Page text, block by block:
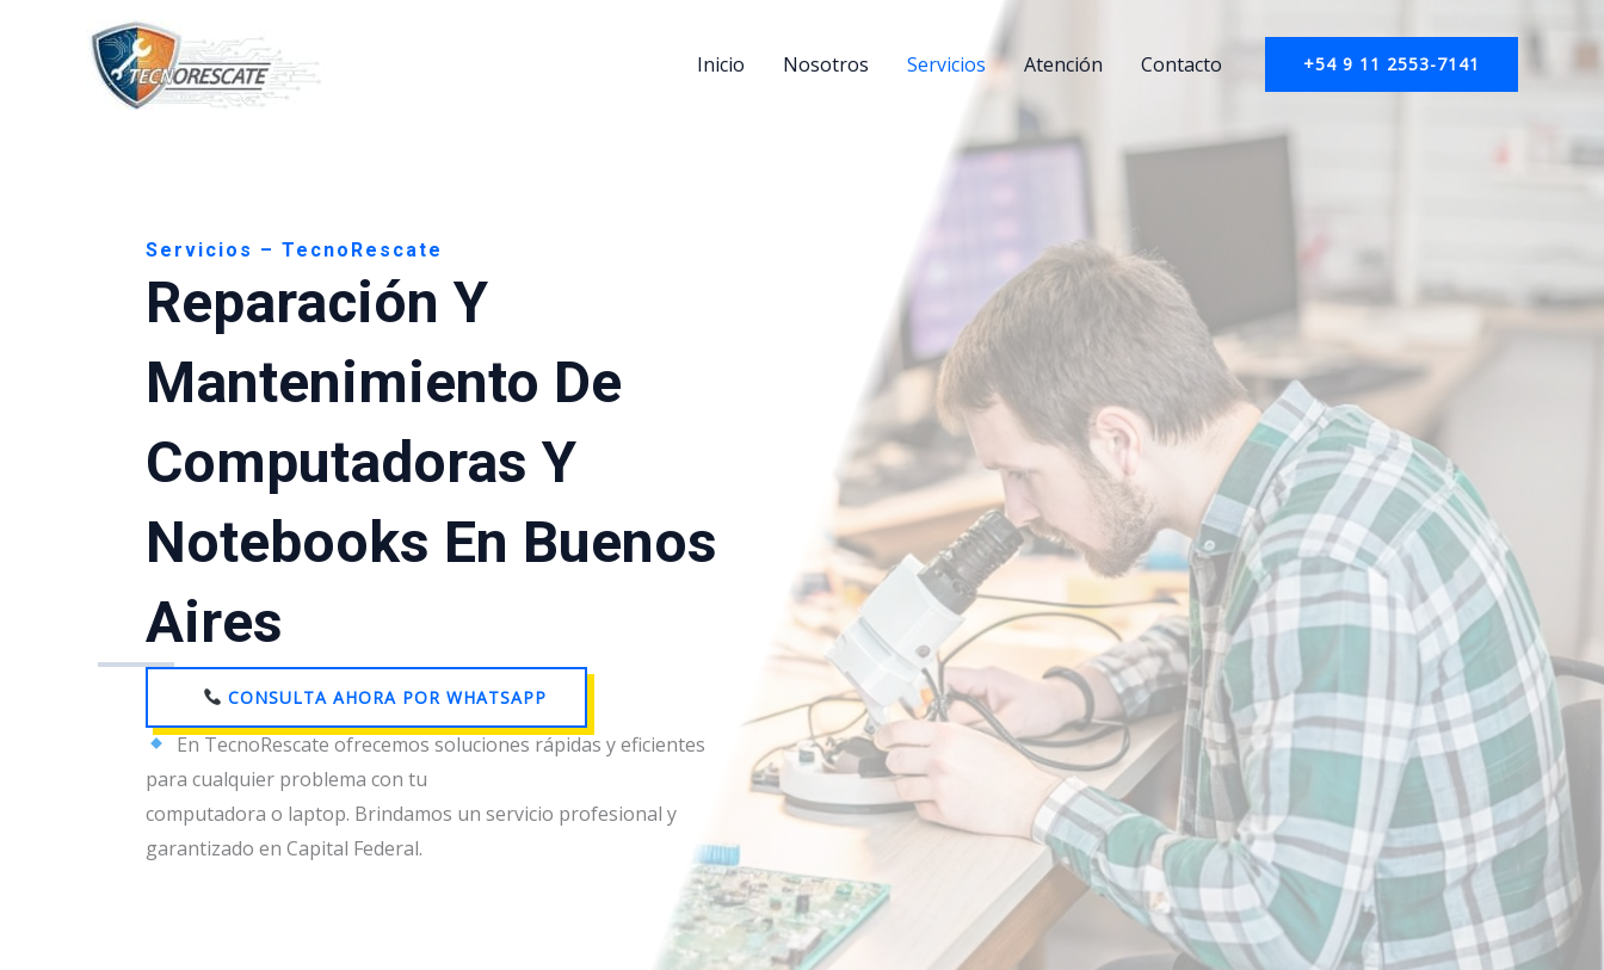
Inicio Nosotros Servicios Atención Contacto +54 9 11 2553-7141
Servicios – TecnoRescate
Reparación Y
Mantenimiento De
Computadoras Y
Notebooks En Buenos
Aires
CONSULTA AHORA POR WHATSAPP
En TecnoRescate ofrecemos soluciones rápidas y eficientes
para cualquier problema con tu
computadora o laptop. Brindamos un servicio profesional y
garantizado en Capital Federal.